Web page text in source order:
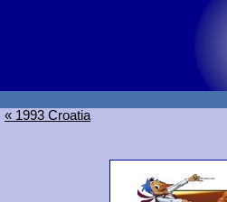
« 1993 Croatia